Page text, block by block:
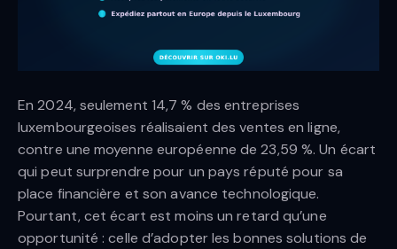
En 2024, seulement 14,7 % des entreprises
luxembourgeoises réalisaient des ventes en ligne,
contre une moyenne européenne de 23,59 %. Un écart
qui peut surprendre pour un pays réputé pour sa
place financière et son avance technologique.
Pourtant, cet écart est moins un retard qu’une
opportunité : celle d’adopter les bonnes solutions de